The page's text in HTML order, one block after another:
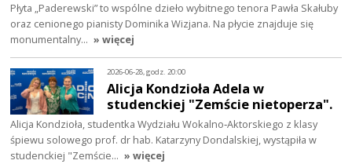
Płyta „Paderewski” to wspólne dzieło wybitnego tenora Pawła Skałuby
oraz cenionego pianisty Dominika Wizjana. Na płycie znajduje się
monumentalny… » więcej
2026-06-28, godz. 20:00
Alicja Kondzioła Adela w
studenckiej "Zemście nietoperza".
Alicja Kondzioła, studentka Wydziału Wokalno‑Aktorskiego z klasy
śpiewu solowego prof. dr hab. Katarzyny Dondalskiej, wystąpiła w
studenckiej "Zemście… » więcej